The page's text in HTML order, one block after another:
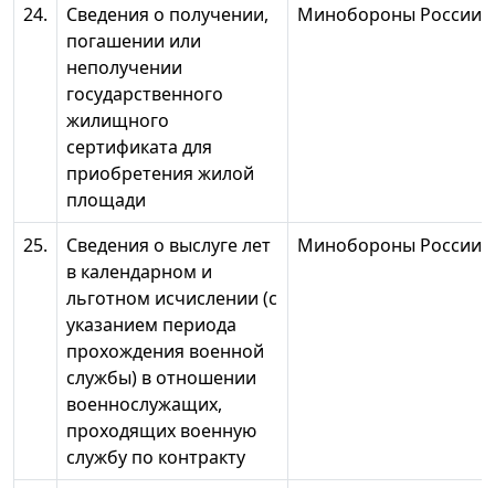
24.
Сведения о получении,
погашении или
неполучении
государственного
жилищного
сертификата для
приобретения жилой
площади
Минобороны России
25.
Сведения о выслуге лет
в календарном и
льготном исчислении (с
указанием периода
прохождения военной
службы) в отношении
военнослужащих,
проходящих военную
службу по контракту
Минобороны России